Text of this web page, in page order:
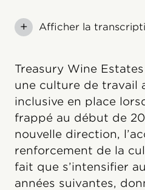
+ Afficher la
Treasury Wine
une culture de travail
inclusive en place
frappé au début de
nouvelle direction,
renforcement de la
fait que s’intensifier
années suivantes,